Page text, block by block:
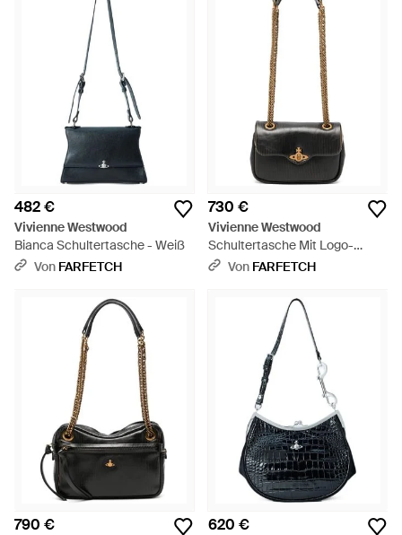
482 €
Vivienne Westwood
Bianca Schultertasche - Weiß
Von FARFETCH
730 €
Vivienne Westwood
Schultertasche Mit Logo-
Schild - Weiß
Von FARFETCH
790 € 620 €